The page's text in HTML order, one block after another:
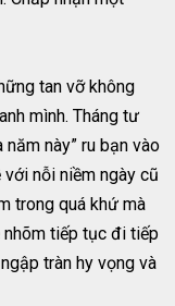
tan vỡ không
mình. Tháng tư
này” ru bạn vào
nỗi niềm ngày cũ
trong quá khứ mà
tiếp tục đi tiếp
tràn hy vọng và